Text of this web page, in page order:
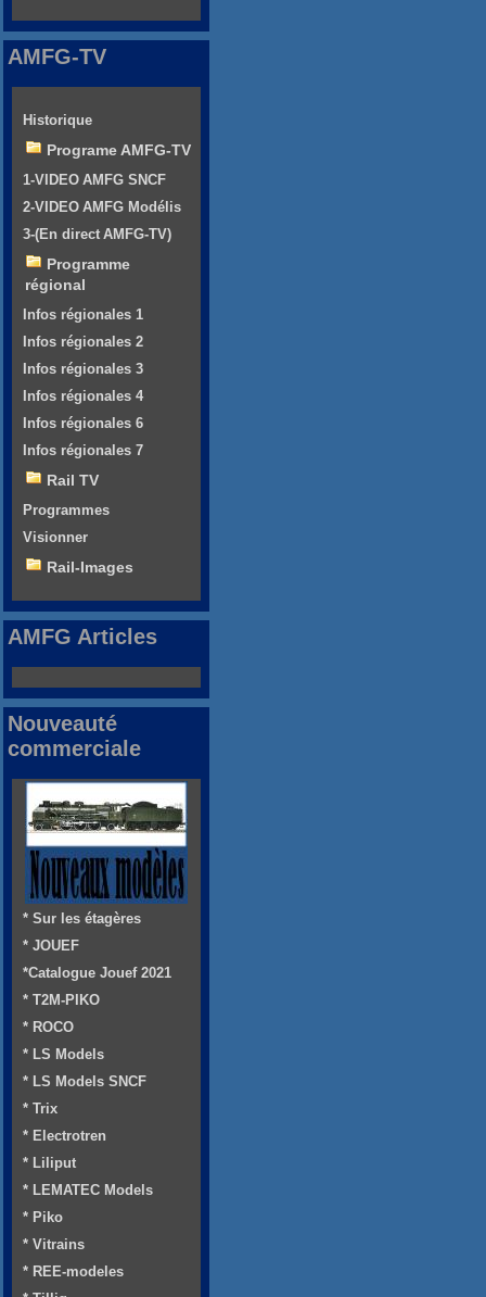
AMFG-TV
Historique
Programe AMFG-TV
1-VIDEO AMFG SNCF
2-VIDEO AMFG Modélis
3-(En direct AMFG-TV)
Programme
régional
Infos régionales 1
Infos régionales 2
Infos régionales 3
Infos régionales 4
Infos régionales 6
Infos régionales 7
Rail TV
Programmes
Visionner
Rail-Images
AMFG Articles
Nouveauté
commerciale
* Sur les étagères
* JOUEF
*Catalogue Jouef 2021
* T2M-PIKO
* ROCO
* LS Models
* LS Models SNCF
* Trix
* Electrotren
* Liliput
* LEMATEC Models
* Piko
* Vitrains
* REE-modeles